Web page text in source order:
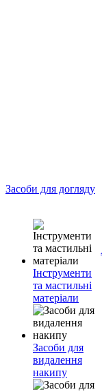
Засоби для догляду
Інструменти
та мастильні
матеріали
Засоби для
видалення
накипу